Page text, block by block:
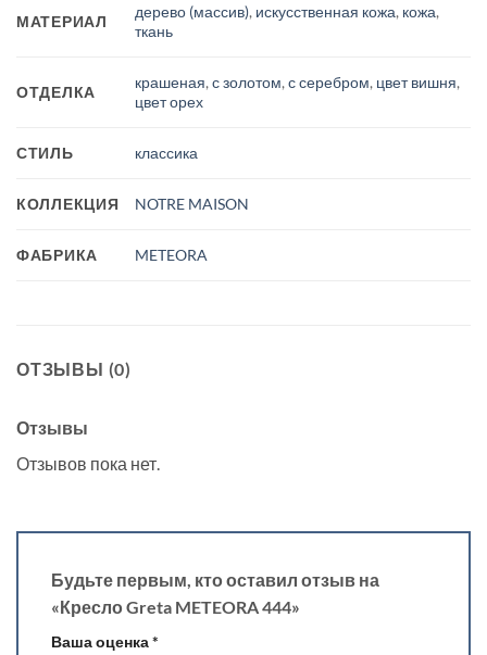
МАТЕРИАЛ
дерево (массив), искусственная кожа, кожа,
ткань
ОТДЕЛКА
крашеная,с золотом,с серебром, цвет вишня,
цвет орех
СТИЛЬ классика
КОЛЛЕКЦИЯ NOTRE MAISON
ФАБРИКА METEORA
ОТЗЫВЫ (0)
Отзывы
Отзывов пока нет.
Будьте первым, кто оставил отзыв на
«Кресло Greta METEORA 444»
Ваша оценка*